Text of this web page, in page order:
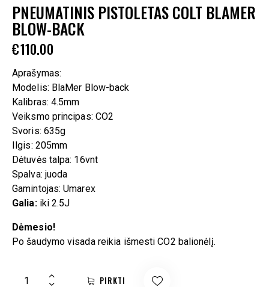
PNEUMATINIS PISTOLETAS COLT BLAMER
BLOW-BACK
€110.00
Aprašymas:
Modelis: BlaMer Blow-back
Kalibras: 4.5mm
Veiksmo principas: CO2
Svoris: 635g
Ilgis: 205mm
Dėtuvės talpa: 16vnt
Spalva: juoda
Gamintojas: Umarex
Galia: iki 2.5J
Dėmesio!
Po šaudymo visada reikia išmesti CO2 balionėlį.
PIRKTI